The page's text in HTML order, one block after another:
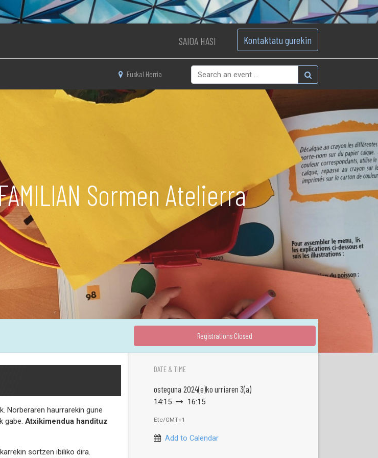
SAIOA HASI Kontaktatu gurekin
Euskal Herria
Sormen Atelierra
Registrations Closed
Norberaren haurrarekin gune
gabe. Atxikimendua handituz
sortzen ibiliko dira.
DATE & TIME
osteguna 2024(e)ko urriaren 3(a)
14:15 16:15
Etc/GMT+1
Add to Calendar